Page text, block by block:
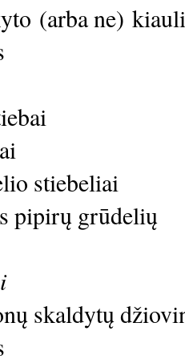
(arba ne)
stiebeliai
pipirų grūdelių
skaldytų